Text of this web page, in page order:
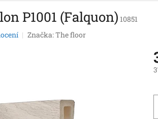
P1001 (Falquon) 10851
Značka:The floor